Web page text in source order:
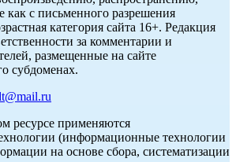
как с письменного разрешения
категория сайта 16+. Редакция
за комментарии и
размещенные на сайте
субдоменах.
ресурсе применяются
(информационные технологии
на основе сбора, систематизации